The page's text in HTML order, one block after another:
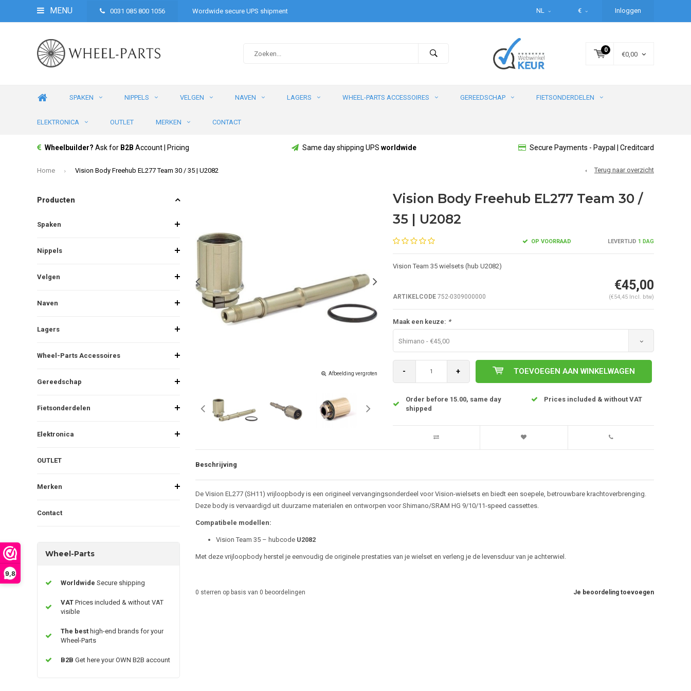
9,8
MENU 0031 085 800 1056 Wordwide secure UPS shipment NL € Inloggen
0
€0,00
SPAKEN NIPPELS VELGEN NAVEN LAGERS WHEEL-PARTS ACCESSOIRES GEREEDSCHAP FIETSONDERDELEN
ELEKTRONICA OUTLET MERKEN CONTACT
Wheelbuilder? Ask for B2B Account | Pricing Same day shipping UPS worldwide Secure Payments - Paypal | Creditcard
Home Vision Body Freehub EL277 Team 30 / 35 | U2082 Terug naar overzicht
Producten
Spaken
Nippels
Velgen
Naven
Lagers
Wheel-Parts Accessoires
Gereedschap
Fietsonderdelen
Elektronica
OUTLET
Merken
Contact
Wheel-Parts
Worldwide Secure shipping
VAT Prices included & without VAT
visible
The best high-end brands for your
Wheel-Parts
B2B Get here your OWN B2B account
Afbeelding vergroten Afbeelding vergroten
Vision Body Freehub EL277 Team 30 /
35 | U2082
OP VOORRAAD LEVERTIJD 1 DAG
Vision Team 35 wielsets (hub U2082)
ARTIKELCODE752-0309000000
€45,00
(€54,45 Incl. btw)
Maak een keuze: *
Shimano - €45,00
- + TOEVOEGEN AAN WINKELWAGEN
Order before 15.00, same day
shipped
Prices included & without VAT
Beschrijving
De Vision EL277 (SH11) vrijloopbody is een origineel vervangingsonderdeel voor Vision-wielsets en biedt een soepele, betrouwbare krachtoverbrenging.
Deze body is vervaardigd uit duurzame materialen en ontworpen voor Shimano/SRAM HG 9/10/11-speed cassettes.
Compatibele modellen:
Vision Team 35 – hubcode U2082
Met deze vrijloopbody herstel je eenvoudig de originele prestaties van je wielset en verleng je de levensduur van je achterwiel.
Je beoordeling toevoegen
0 sterren op basis van 0 beoordelingen